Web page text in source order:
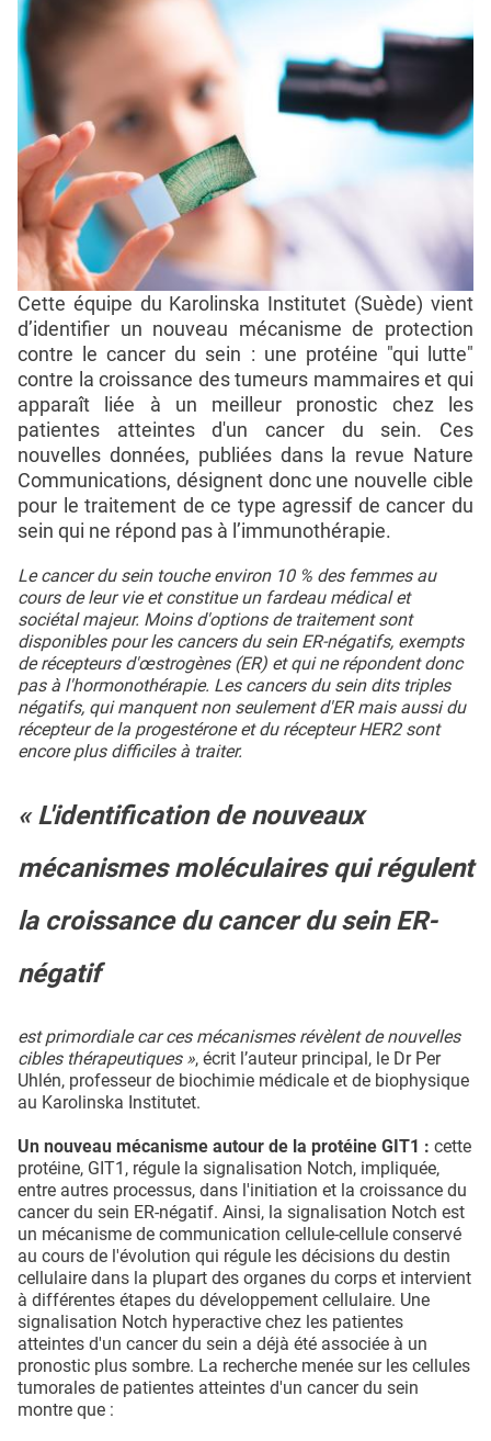
Cette équipe du Karolinska Institutet (Suède) vient
d’identifier un nouveau mécanisme de protection
contre le cancer du sein : une protéine "qui lutte"
contre la croissance des tumeurs mammaires et qui
apparaît liée à un meilleur pronostic chez les
patientes atteintes d'un cancer du sein. Ces
nouvelles données, publiées dans la revue Nature
Communications, désignent donc une nouvelle cible
pour le traitement de ce type agressif de cancer du
sein qui ne répond pas à l’immunothérapie.
Le cancer du sein touche environ 10 % des femmes au
cours de leur vie et constitue un fardeau médical et
sociétal majeur. Moins d'options de traitement sont
disponibles pour les cancers du sein ER-négatifs, exempts
de récepteurs d'œstrogènes (ER) et qui ne répondent donc
pas à l'hormonothérapie. Les cancers du sein dits triples
négatifs, qui manquent non seulement d'ER mais aussi du
récepteur de la progestérone et du récepteur HER2 sont
encore plus difficiles à traiter.
« L'identification de nouveaux
mécanismes moléculaires qui régulent
la croissance du cancer du sein ER-
négatif
est primordiale car ces mécanismes révèlent de nouvelles
cibles thérapeutiques », écrit l’auteur principal, le Dr Per
Uhlén, professeur de biochimie médicale et de biophysique
au Karolinska Institutet.
Un nouveau mécanisme autour de la protéine GIT1 : cette
protéine, GIT1, régule la signalisation Notch, impliquée,
entre autres processus, dans l'initiation et la croissance du
cancer du sein ER-négatif. Ainsi, la signalisation Notch est
un mécanisme de communication cellule-cellule conservé
au cours de l'évolution qui régule les décisions du destin
cellulaire dans la plupart des organes du corps et intervient
à différentes étapes du développement cellulaire. Une
signalisation Notch hyperactive chez les patientes
atteintes d'un cancer du sein a déjà été associée à un
pronostic plus sombre. La recherche menée sur les cellules
tumorales de patientes atteintes d'un cancer du sein
montre que :